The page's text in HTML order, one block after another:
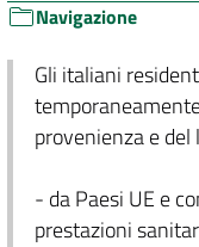
Navigazione
Gli italiani
provenienza e
- da Paesi UE e
prestazioni